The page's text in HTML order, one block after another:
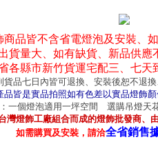
商品皆不含省電燈泡及安裝、
貨量大、如有缺貨、新品供應
各縣市新竹貨運宅配三、七天
貨品七日內皆可退換、安裝後恕不退
品皆是實品拍照如有色差以實品燈飾
一個燈泡適用一坪空間 選購吊燈天
灣燈飾工廠組合而成的燈飾批發商、
如需購買及安裝，請洽全省銷售